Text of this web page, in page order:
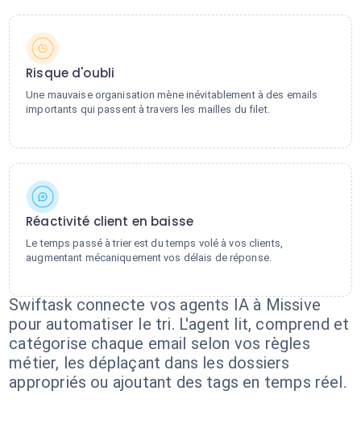
Risque d'oubli
Une mauvaise organisation mène inévitablement à des emails
importants qui passent à travers les mailles du filet.
Réactivité client en baisse
Le temps passé à trier est du temps volé à vos clients,
augmentant mécaniquement vos délais de réponse.
Swiftask connecte vos agents IA à Missive
pour automatiser le tri. L'agent lit, comprend et
catégorise chaque email selon vos règles
métier, les déplaçant dans les dossiers
appropriés ou ajoutant des tags en temps réel.